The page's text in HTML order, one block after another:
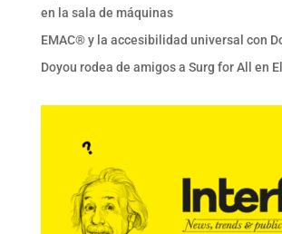
en la sala de máquinas
EMAC® y la accesibilidad universal con
Doyou rodea de amigos a Surg for All en